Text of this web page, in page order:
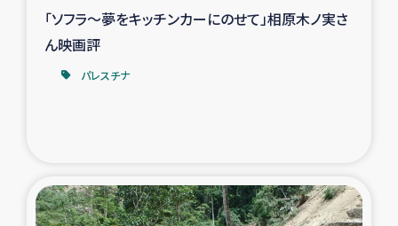
インドネシア中部 スラウェシの地震・津波被災者支援
スリランカ南部洪水被災者支援
「ソフラ～夢をキッチンカーにのせて」相原木ノ実さ
ん映画評
パレスチナ